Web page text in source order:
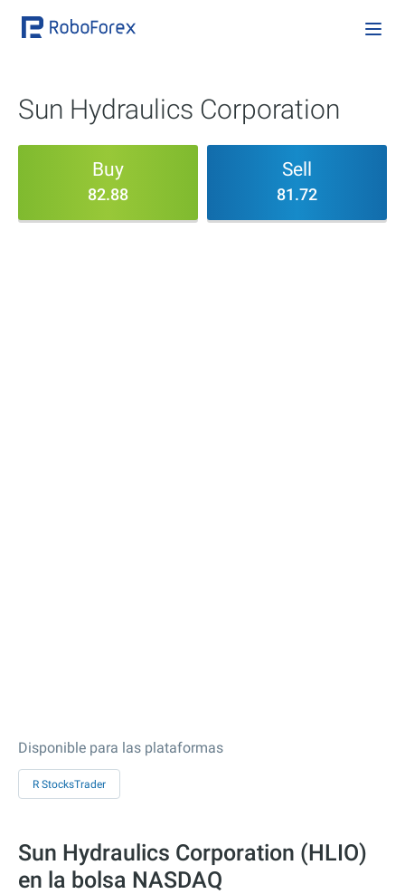
Sun Hydraulics Corporation
Buy
82.88
Sell
81.72
Disponible para las plataformas
R StocksTrader
Sun Hydraulics Corporation (HLIO)
en la bolsa NASDAQ